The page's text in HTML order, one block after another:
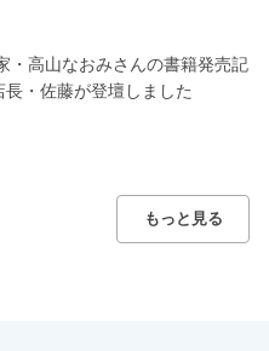
家・高山なおみさんの書籍発売記
・佐藤が登壇しました
もっと見る